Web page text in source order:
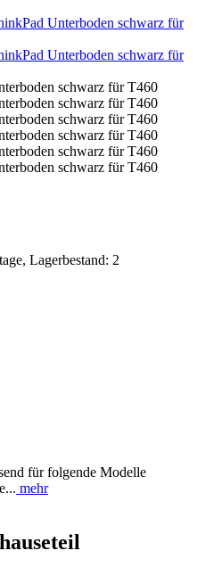
Lagerbestand: 2
für folgende Modelle
mehr